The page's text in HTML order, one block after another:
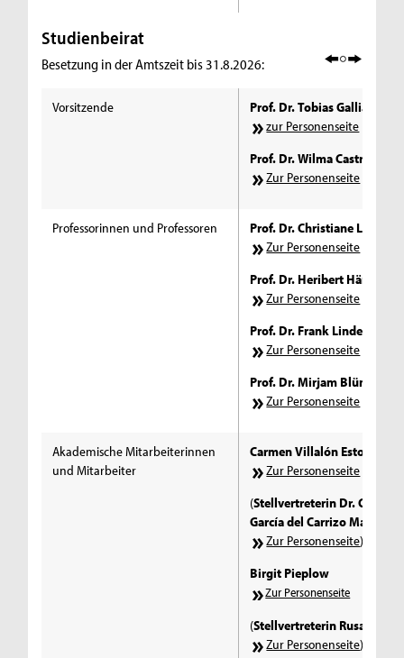
Studienbeirat
Besetzung in der Amtszeit bis 31.8.2026:
Vorsitzende
Prof. Dr. Tobias Galliat
zur Personenseite
Prof. Dr. Wilma Castro-
Zur Personenseite
Professorinnen und Professoren
Prof. Dr. Christiane
Zur Personenseite
Prof. Dr. Heribert Härtinger
Zur Personenseite
Prof. Dr. Frank Linde
Zur Personenseite
Prof. Dr. Mirjam Blümm
Zur Personenseite
Akademische Mitarbeiterinnen
und Mitarbeiter
Carmen Villalón Estoa
Zur Personenseite
(Stellvertreterin Dr. Carmen
García del Carrizo
Zur Personenseite)
Birgit Pieplow
Zur Personenseite
(Stellvertreterin Rusalka
Zur Personenseite)